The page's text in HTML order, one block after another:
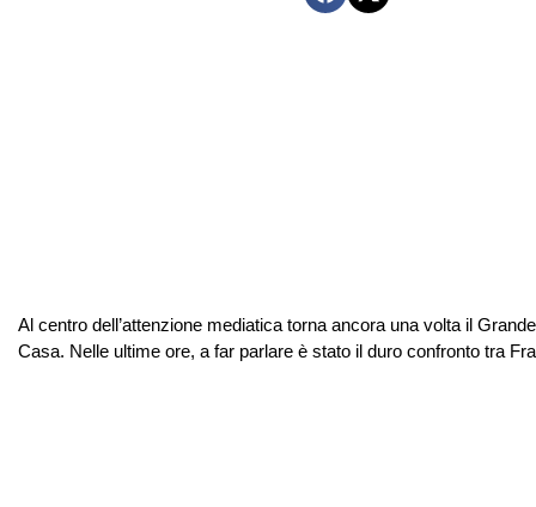
Al centro dell’attenzione mediatica torna ancora una volta il
Casa. Nelle ultime ore, a far parlare è stato il duro confronto tra